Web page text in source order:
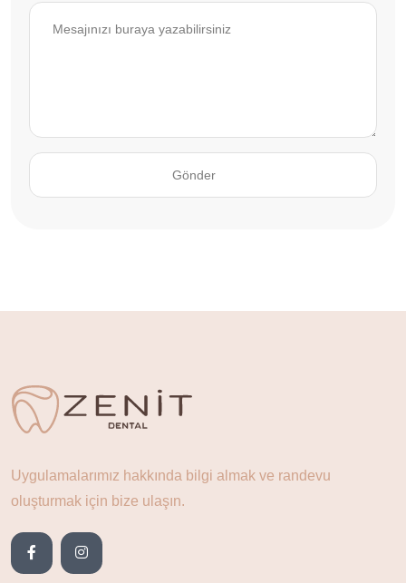
Uygulamalarımız hakkında bilgi almak ve randevu
oluşturmak için bize ulaşın.